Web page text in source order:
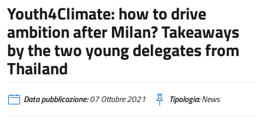
Youth4Climate: how to drive
ambition after Milan? Takeaways
by the two young delegates from
Thailand
Data pubblicazione:07 Ottobre 2021 Tipologia:News